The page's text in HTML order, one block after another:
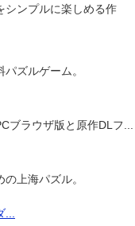
シンプルに楽しめる作
ズルゲーム。
ブラウザ版と原作DLフ...
上海パズル。